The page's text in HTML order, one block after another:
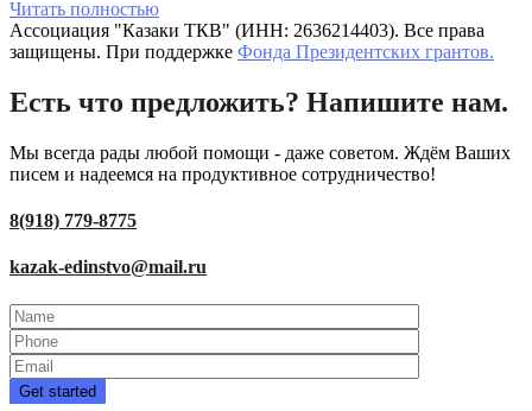
Читать полностью
Ассоциация "Казаки ТКВ" (ИНН: 2636214403). Все права
защищены. При поддержке Фонда Президентских грантов.
Есть что предложить? Напишите нам.
Мы всегда рады любой помощи - даже советом. Ждём Ваших
писем и надеемся на продуктивное сотрудничество!
8(918) 779-8775
kazak-edinstvo@mail.ru